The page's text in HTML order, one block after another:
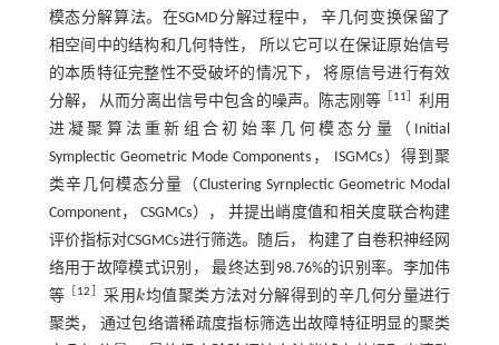
模态分解算法。在SGMD分解过程中， 辛几何变换保留了
相空间中的结构和几何特性， 所以它可以在保证原始信号
的本质特征完整性不受破坏的情况下， 将原信号进行有效
分解， 从而分离出信号中包含的噪声。陈志刚等
11 ］利用
进凝聚算法重新组合初始率几何模态分量（Initial
Symplectic Geometric Mode Components， ISGMCs）得到聚
类辛几何模态分量（Clustering Syrnplectic Geometric Modal
Component， CSGMCs）， 并提出峭度值和相关度联合构建
评价指标对CSGMCs进行筛选。随后， 构建了自卷积神经网
络用于故障模式识别， 最终达到98.76%的识别率。李加伟
等
12 采用k
k均值聚类方法对分解得到的辛几何分量进行
聚类， 通过包络谱稀疏度指标筛选出故障特征明显的聚类